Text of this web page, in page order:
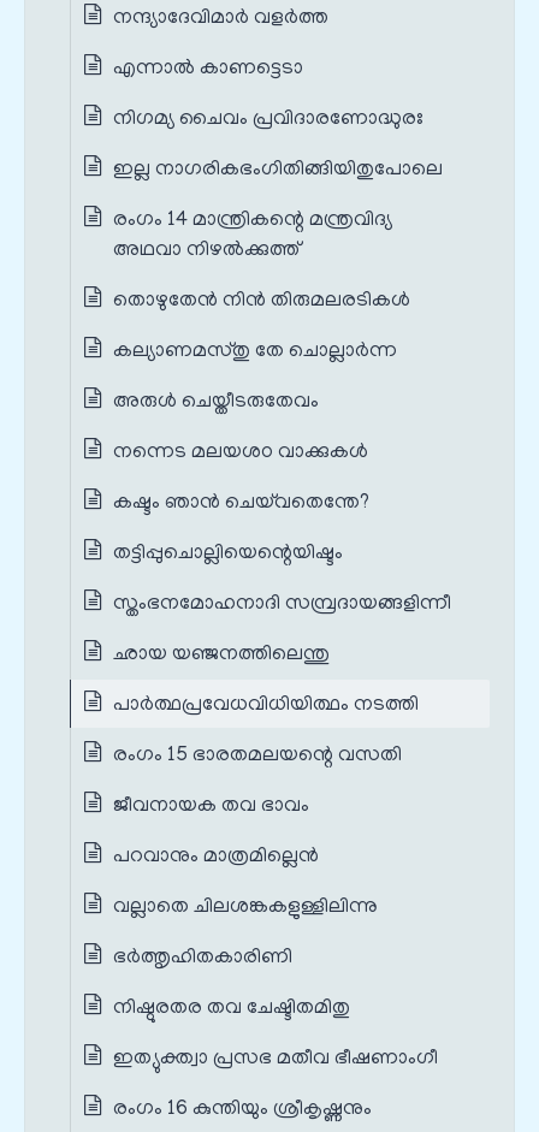
നന്ദ്യാദേവിമാർ വളർത്ത
എന്നാൽ കാണട്ടെടാ
നിഗമ്യ ചൈവം പ്രവിദാരണോദ്ധുരഃ
ഇല്ല നാഗരികഭംഗിതിങ്ങിയിതുപോലെ
രംഗം 14 മാന്ത്രികന്റെ മന്ത്രവിദ്യ
അഥവാ നിഴൽക്കുത്ത്
തൊഴുതേൻ നിൻ തിരുമലരടികൾ
കല്യാണമസ്തു തേ ചൊല്ലാർന്ന
അരുൾ ചെയ്തീടരുതേവം
നന്നെട മലയശഠ വാക്കുകൾ
കഷ്ടം ഞാൻ ചെയ്‌വതെന്തേ?
തട്ടിപ്പുചൊല്ലിയെന്റെയിഷ്ടം
സ്തംഭനമോഹനാദി സമ്പ്രദായങ്ങളിന്നീ
ഛായ യഞ്ജനത്തിലെന്തു
പാർത്ഥപ്രവേധവിധിയിത്ഥം നടത്തി
രംഗം 15 ഭാരതമലയന്റെ വസതി
ജീവനായക തവ ഭാവം
പറവാനും മാത്രമില്ലെൻ
വല്ലാതെ ചിലശങ്കകളുള്ളിലിന്നു
ഭർത്തൃഹിതകാരിണി
നിഷ്ഠുരതര തവ ചേഷ്ടിതമിതു
ഇത്യുക്ത്വാ പ്രസഭ മതീവ ഭീഷണാംഗീ
രംഗം 16 കുന്തിയും ശ്രീകൃഷ്ണനും